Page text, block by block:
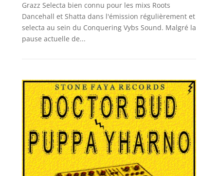
Grazz Selecta bien connu pour les mixs Roots
Dancehall et Shatta dans l'émission régulièrement et
selecta au sein du Conquering Vybs Sound. Malgré la
pause actuelle de...